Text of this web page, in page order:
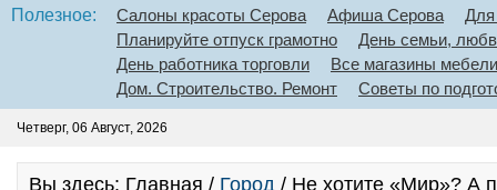
Полезное: Салоны красоты Серова Афиша Серова
Для
Планируйте отпуск грамотно
День семьи,
День работника торговли
Все магазины мебели
Дом. Строительство. Ремонт
Советы по
Четверг, 06 Август, 2026
Вы здесь: Главная / Город / Не хотите «Мир»? А